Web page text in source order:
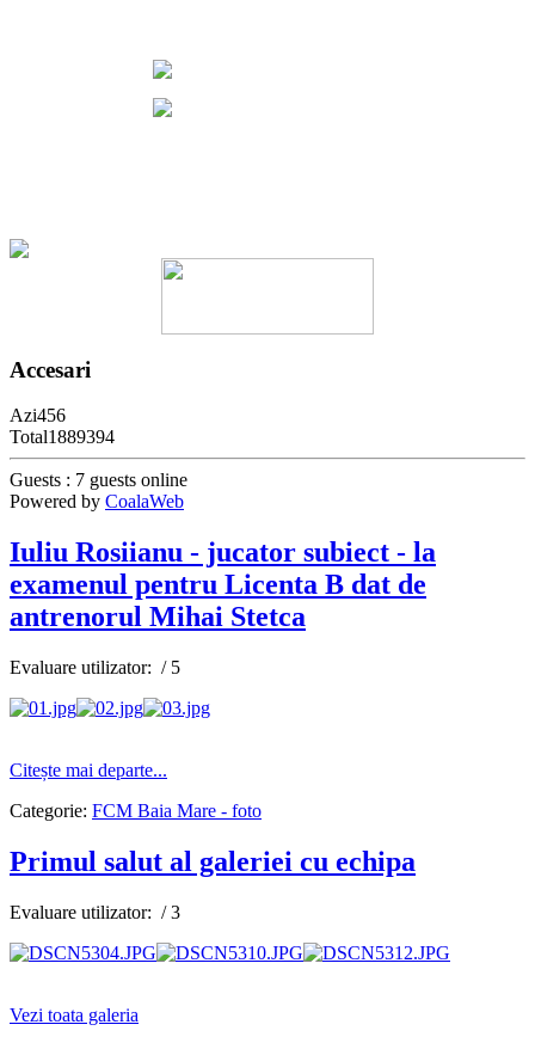
Accesari
Azi456
Total1889394
Guests : 7 guests online
Powered by CoalaWeb
Iuliu Rosiianu - jucator subiect - la
examenul pentru Licenta B dat de
antrenorul Mihai Stetca
Evaluare utilizator: / 5
Citește mai departe...
Categorie: FCM Baia Mare - foto
Primul salut al galeriei cu echipa
Evaluare utilizator: / 3
Vezi toata galeria